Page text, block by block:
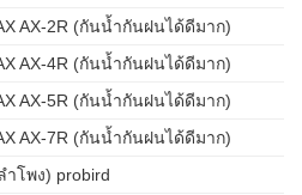
AX-2R (กันน้ำกันฝนได้ดีมาก)
AX-4R (กันน้ำกันฝนได้ดีมาก)
AX-5R (กันน้ำกันฝนได้ดีมาก)
AX-7R (กันน้ำกันฝนได้ดีมาก)
ำโพง) probird